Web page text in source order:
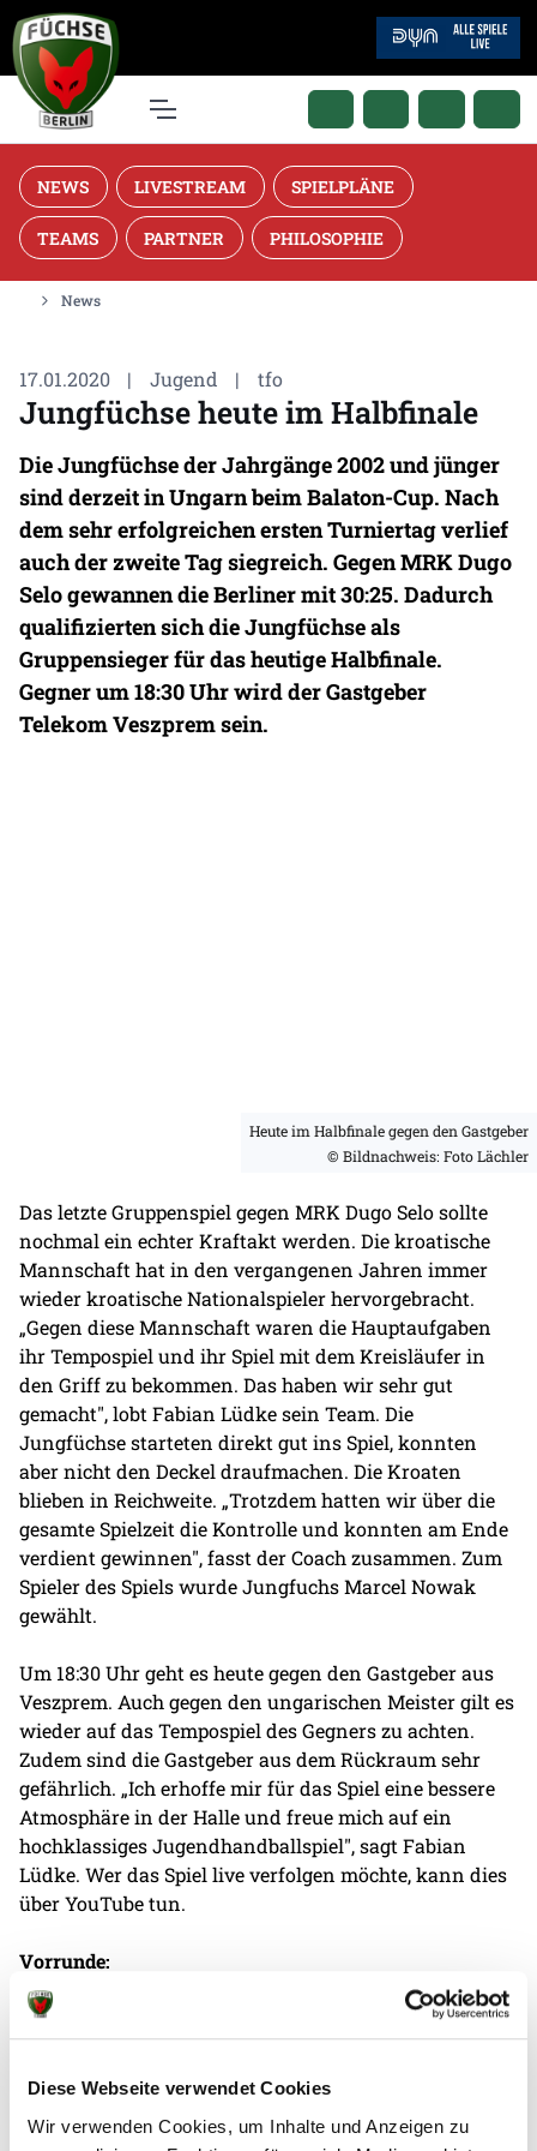
Diese Webseite verwendet Cookies
Wir verwenden Cookies, um Inhalte und Anzeigen zu
NEWS LIVESTREAM SPIELPLÄNE
TEAMS PARTNER PHILOSOPHIE
News
17.01.2020 | Jugend | tfo
Jungfüchse heute im Halbfinale
Die Jungfüchse der Jahrgänge 2002 und jünger
sind derzeit in Ungarn beim Balaton-Cup. Nach
dem sehr erfolgreichen ersten Turniertag verlief
auch der zweite Tag siegreich. Gegen MRK Dugo
Selo gewannen die Berliner mit 30:25. Dadurch
qualifizierten sich die Jungfüchse als
Gruppensieger für das heutige Halbfinale.
Gegner um 18:30 Uhr wird der Gastgeber
Telekom Veszprem sein.
Heute im Halbfinale gegen den Gastgeber
© Bildnachweis: Foto Lächler
Das letzte Gruppenspiel gegen MRK Dugo Selo sollte
nochmal ein echter Kraftakt werden. Die kroatische
Mannschaft hat in den vergangenen Jahren immer
wieder kroatische Nationalspieler hervorgebracht.
„Gegen diese Mannschaft waren die Hauptaufgaben
ihr Tempospiel und ihr Spiel mit dem Kreisläufer in
den Griff zu bekommen. Das haben wir sehr gut
gemacht", lobt Fabian Lüdke sein Team. Die
Jungfüchse starteten direkt gut ins Spiel, konnten
aber nicht den Deckel draufmachen. Die Kroaten
blieben in Reichweite. „Trotzdem hatten wir über die
gesamte Spielzeit die Kontrolle und konnten am Ende
verdient gewinnen", fasst der Coach zusammen. Zum
Spieler des Spiels wurde Jungfuchs Marcel Nowak
gewählt.
Um 18:30 Uhr geht es heute gegen den Gastgeber aus
Veszprem. Auch gegen den ungarischen Meister gilt es
wieder auf das Tempospiel des Gegners zu achten.
Zudem sind die Gastgeber aus dem Rückraum sehr
gefährlich. „Ich erhoffe mir für das Spiel eine bessere
Atmosphäre in der Halle und freue mich auf ein
hochklassiges Jugendhandballspiel", sagt Fabian
Lüdke. Wer das Spiel live verfolgen möchte, kann dies
über YouTube tun.
Vorrunde:
Füchse Berlin
Füchse Berlin- Sporting CP 33:20
Füchse Berlin - RK Dugo Sela 30:25
Halbfinale: